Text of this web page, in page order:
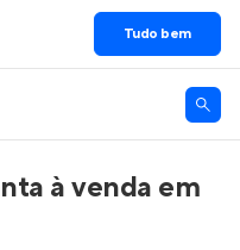
Tudo bem
à venda em